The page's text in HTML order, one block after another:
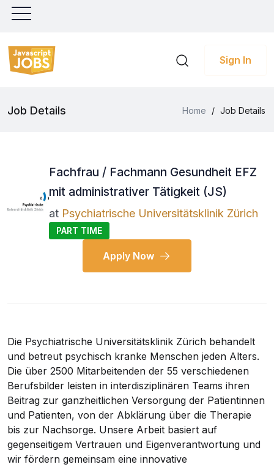
Sign In
Job Details Home / Job Details
Fachfrau / Fachmann Gesundheit EFZ
mit administrativer Tätigkeit (JS)
at Psychiatrische Universitätsklinik Zürich
PART TIME
Apply Now
Die Psychiatrische Universitätsklinik Zürich behandelt
und betreut psychisch kranke Menschen jeden Alters.
Die über 2500 Mitarbeitenden der 55 verschiedenen
Berufsbilder leisten in interdisziplinären Teams ihren
Beitrag zur ganzheitlichen Versorgung der Patientinnen
und Patienten, von der Abklärung über die Therapie
bis zur Nachsorge. Unsere Arbeit basiert auf
gegenseitigem Vertrauen und Eigenverantwortung und
wir fördern gemeinsam eine innovative